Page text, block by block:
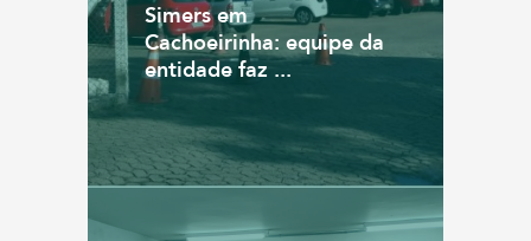
Simers em
Cachoeirinha: equipe da
entidade faz ...